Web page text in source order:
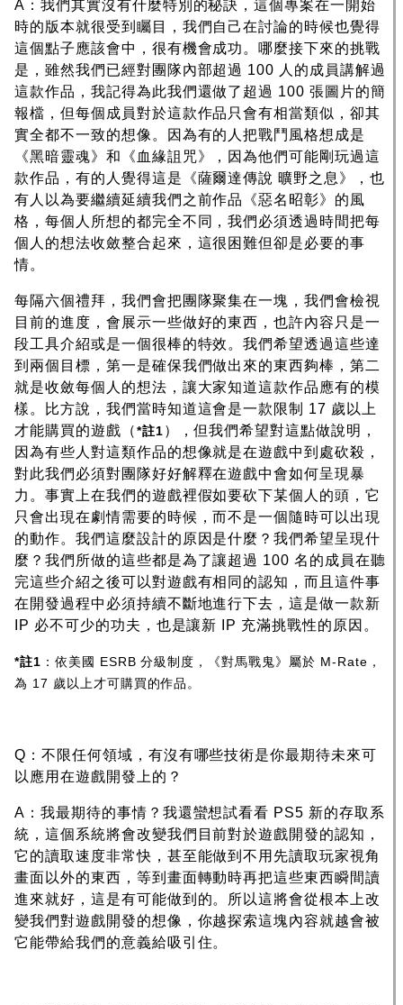
A：我們其實沒有什麼特別的秘訣，這個專案在一開始
時的版本就很受到矚目，我們自己在討論的時候也覺得
這個點子應該會中，很有機會成功。哪麼接下來的挑戰
是，雖然我們已經對團隊內部超過 100 人的成員講解過
這款作品，我記得為此我們還做了超過 100 張圖片的簡
報檔，但每個成員對於這款作品只會有相當類似，卻其
實全都不一致的想像。因為有的人把戰鬥風格想成是
《黑暗靈魂》和《血緣詛咒》，因為他們可能剛玩過這
款作品，有的人覺得這是《薩爾達傳說 曠野之息》，也
有人以為要繼續延續我們之前作品《惡名昭彰》的風
格，每個人所想的都完全不同，我們必須透過時間把每
個人的想法收斂整合起來，這很困難但卻是必要的事
情。
每隔六個禮拜，我們會把團隊聚集在一塊，我們會檢視
目前的進度，會展示一些做好的東西，也許內容只是一
段工具介紹或是一個很棒的特效。我們希望透過這些達
到兩個目標，第一是確保我們做出來的東西夠棒，第二
就是收斂每個人的想法，讓大家知道這款作品應有的模
樣。比方說，我們當時知道這會是一款限制 17 歲以上
才能購買的遊戲（*註1），但我們希望對這點做說明，
因為有些人對這類作品的想像就是在遊戲中到處砍殺，
對此我們必須對團隊好好解釋在遊戲中會如何呈現暴
力。事實上在我們的遊戲裡假如要砍下某個人的頭，它
只會出現在劇情需要的時候，而不是一個隨時可以出現
的動作。我們這麼設計的原因是什麼？我們希望呈現什
麼？我們所做的這些都是為了讓超過 100 名的成員在聽
完這些介紹之後可以對遊戲有相同的認知，而且這件事
在開發過程中必須持續不斷地進行下去，這是做一款新
IP 必不可少的功夫，也是讓新 IP 充滿挑戰性的原因。
*註1 ：依美國 ESRB 分級制度，《對馬戰鬼》屬於 M-Rate，
為 17 歲以上才可購買的作品。
Q：不限任何領域，有沒有哪些技術是你最期待未來可
以應用在遊戲開發上的？
A：我最期待的事情？我還蠻想試看看 PS5 新的存取系
統，這個系統將會改變我們目前對於遊戲開發的認知，
它的讀取速度非常快，甚至能做到不用先讀取玩家視角
畫面以外的東西，等到畫面轉動時再把這些東西瞬間讀
進來就好，這是有可能做到的。所以這將會從根本上改
變我們對遊戲開發的想像，你越探索這塊內容就越會被
它能帶給我們的意義給吸引住。